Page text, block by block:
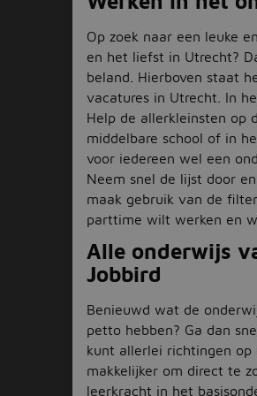
Op zoek naar een leuke
en het liefst in Utrecht?
beland. Hierboven staat
vacatures in Utrecht. In
Help de allerkleinsten op
middelbare school of in
voor iedereen wel een
Neem snel de lijst door
maak gebruik van de
parttime wilt werken en
Alle onderwijs
Jobbird
Benieuwd wat de
petto hebben? Ga dan
kunt allerlei richtingen op
makkelijker om direct te
leerkracht in het